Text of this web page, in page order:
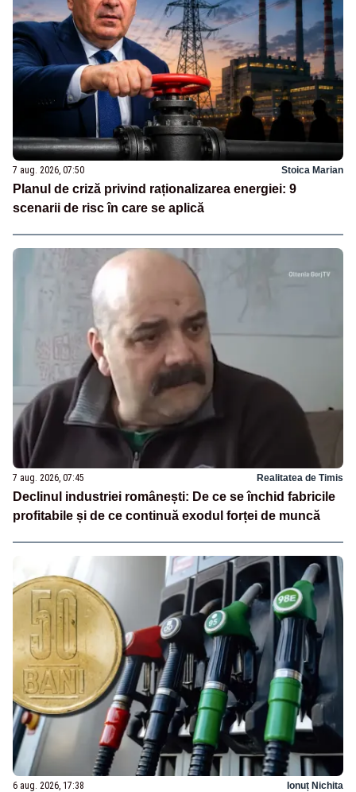
7 aug. 2026, 07:50 Stoica Marian
Planul de criză privind raționalizarea energiei: 9
scenarii de risc în care se aplică
7 aug. 2026, 07:45 Realitatea de Timis
Declinul industriei românești: De ce se închid fabricile
profitabile și de ce continuă exodul forței de muncă
6 aug. 2026, 17:38 Ionuț Nichita